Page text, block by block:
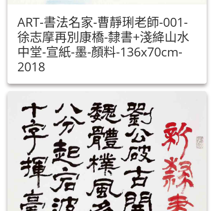
ART-書法名家-曹靜琍老師-001-
徐志摩再別康橋-隸書+淺絳山水
中堂-宣紙-墨-顏料-136x70cm-
2018